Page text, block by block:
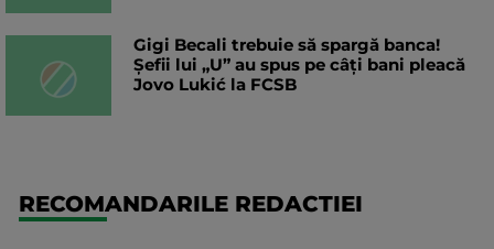
Gigi Becali trebuie să spargă banca!
Șefii lui „U” au spus pe câți bani pleacă
Jovo Lukić la FCSB
RECOMANDARILE REDACTIEI